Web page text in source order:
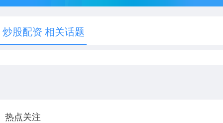
炒股配资 相关话题
热点关注